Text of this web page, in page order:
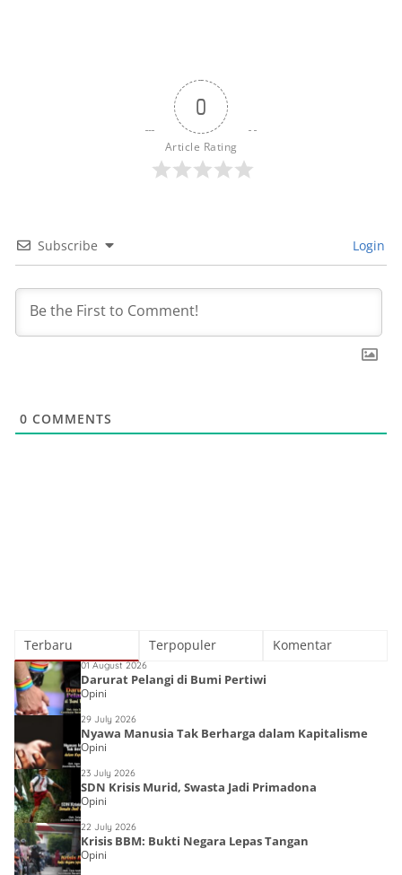
0
Article Rating
Subscribe Login
0 COMMENTS
Terbaru Terpopuler Komentar
01 August 2026
Darurat Pelangi di Bumi Pertiwi
Opini
29 July 2026
Nyawa Manusia Tak Berharga dalam Kapitalisme
Opini
23 July 2026
SDN Krisis Murid, Swasta Jadi Primadona
Opini
22 July 2026
Krisis BBM: Bukti Negara Lepas Tangan
Opini